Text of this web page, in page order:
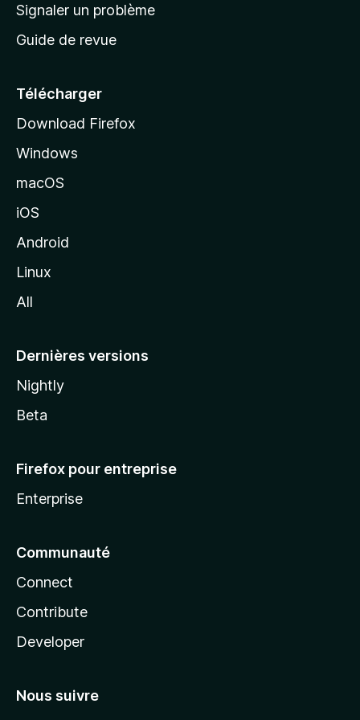
t
a
n
c
e
l
d
o
z
l
Signaler un problème
Guide de revue
Télécharger
Download Firefox
Windows
macOS
iOS
Android
Linux
All
Dernières versions
Nightly
Beta
Firefox pour entreprise
Enterprise
Communauté
Connect
Contribute
Developer
Nous suivre